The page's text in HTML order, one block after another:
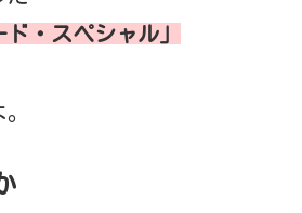
ド・スペシャル」